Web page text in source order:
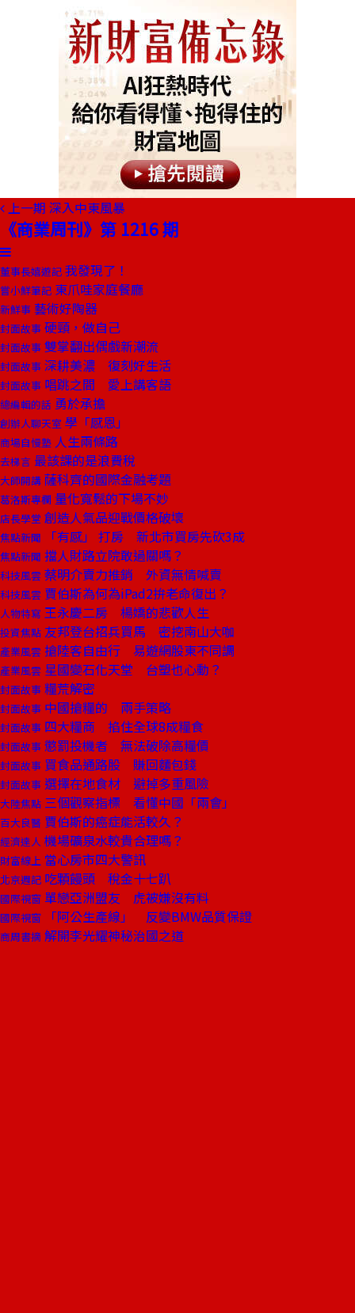
上一期 深入中東風暴
《商業周刊》第 1216 期
董事長嬉遊記 我發現了！
嘗小鮮筆記 東爪哇家庭餐廳
新鮮事 藝術好陶器
封面故事 硬頸，做自己
封面故事 雙掌翻出偶戲新潮流
封面故事 深耕美濃 復刻好生活
封面故事 唱跳之間 愛上講客語
總編輯的話 勇於承擔
創辦人聊天室 學「感恩」
商場自慢塾 人生兩條路
去梯言 最該課的是浪費稅
大師開講 薩科齊的國際金融考題
葛洛斯專欄 量化寬鬆的下場不妙
店長學堂 創造人氣品迎戰價格破壞
焦點新聞 「有感」 打房 新北市買房先砍3成
焦點新聞 擋人財路立院敢過關嗎？
科技風雲 蔡明介賣力推銷 外資無情喊賣
科技風雲 賈伯斯為何為iPad2拚老命復出？
人物特寫 王永慶二房 楊嬌的悲歡人生
投資焦點 友邦登台招兵買馬 密挖南山大咖
產業風雲 搶陸客自由行 易遊網股東不同調
產業風雲 星國變石化天堂 台塑也心動？
封面故事 糧荒解密
封面故事 中國搶糧的 兩手策略
封面故事 四大糧商 掐住全球8成糧食
封面故事 懲罰投機者 無法破除高糧價
封面故事 買食品通路股 賺回麵包錢
封面故事 選擇在地食材 避掉多重風險
大陸焦點 三個觀察指標 看懂中國「兩會」
百大良醫 賈伯斯的癌症能活較久？
經濟達人 機場礦泉水較貴合理嗎？
財富線上 當心房市四大警訊
北京週記 吃顆饅頭 稅金十七趴
國際視窗 單戀亞洲盟友 虎被嫌沒有料
國際視窗 「阿公生產線」 反變BMW品質保證
商周書摘 解開李光耀神秘治國之道